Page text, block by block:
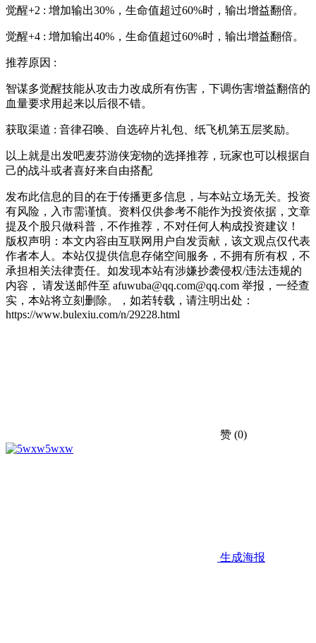
觉醒+2 : 增加输出30%，生命值超过60%时，输出增益翻倍。
觉醒+4 : 增加输出40%，生命值超过60%时，输出增益翻倍。
推荐原因 :
智谋多觉醒技能从攻击力改成所有伤害，下调伤害增益翻倍的
血量要求用起来以后很不错。
获取渠道 : 音律召唤、自选碎片礼包、纸飞机第五层奖励。
以上就是出发吧麦芬游侠宠物的选择推荐，玩家也可以根据自
己的战斗或者喜好来自由搭配
发布此信息的目的在于传播更多信息，与本站立场无关。投资
有风险，入市需谨慎。资料仅供参考不能作为投资依据，文章
提及个股只做科普，不作推荐，不对任何人构成投资建议！
版权声明：本文内容由互联网用户自发贡献，该文观点仅代表
作者本人。本站仅提供信息存储空间服务，不拥有所有权，不
承担相关法律责任。如发现本站有涉嫌抄袭侵权/违法违规的
内容， 请发送邮件至 afuwuba@qq.com@qq.com 举报，一经查
实，本站将立刻删除。，如若转载，请注明出处：
https://www.bulexiu.com/n/29228.html
赞 (0)
5wxw
生成海报